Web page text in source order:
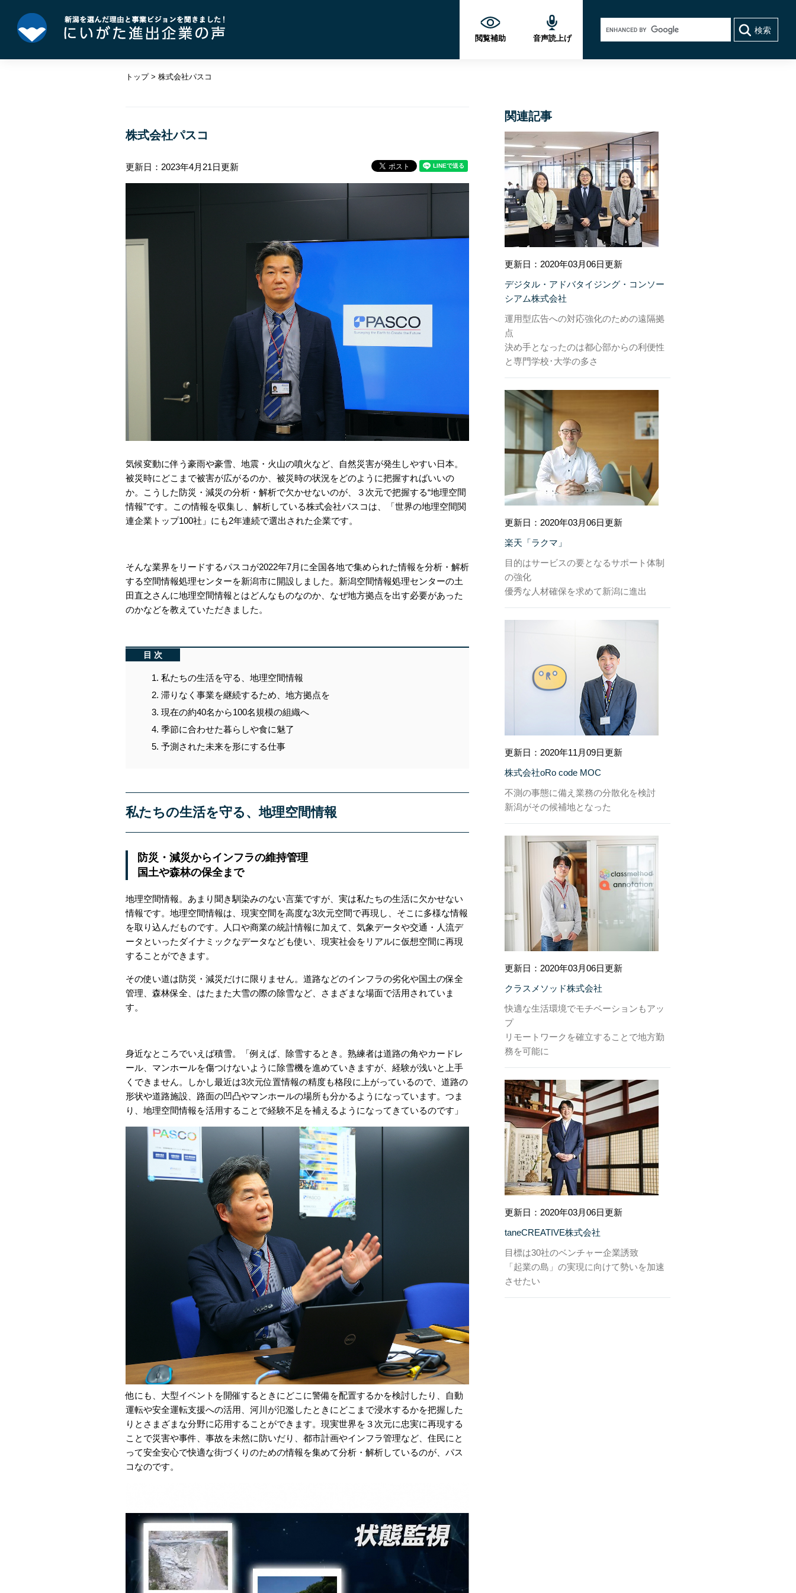
閲覧補助 音声読上げ
タ
トップ > 株式会社パスコ
文
株式会社パスコ
更新日：2023年4月21日更新
気候変動に伴う豪雨や豪雪、地震・火山の噴火など、自然災害が発生しやすい日本。
被災時にどこまで被害が広がるのか、被災時の状況をどのように把握すればいいの
か。こうした防災・減災の分析・解析で欠かせないのが、３次元で把握する“地理空間
情報”です。この情報を収集し、解析している株式会社パスコは、「世界の地理空間関
連企業トップ100社」にも2年連続で選出された企業です。
そんな業界をリードするパスコが2022年7月に全国各地で集められた情報を分析・解析
する空間情報処理センターを新潟市に開設しました。新潟空間情報処理センターの土
田直之さんに地理空間情報とはどんなものなのか、なぜ地方拠点を出す必要があった
のかなどを教えていただきました。
目次
私たちの生活を守る、地理空間情報
滞りなく事業を継続するため、地方拠点を
現在の約40名から100名規模の組織へ
季節に合わせた暮らしや食に魅了
予測された未来を形にする仕事
私たちの生活を守る、地理空間情報
防災・減災からインフラの維持管理
国土や森林の保全まで
地理空間情報。あまり聞き馴染みのない言葉ですが、実は私たちの生活に欠かせない
情報です。地理空間情報は、現実空間を高度な3次元空間で再現し、そこに多様な情報
を取り込んだものです。人口や商業の統計情報に加えて、気象データや交通・人流デ
ータといったダイナミックなデータなども使い、現実社会をリアルに仮想空間に再現
することができます。
その使い道は防災・減災だけに限りません。道路などのインフラの劣化や国土の保全
管理、森林保全、はたまた大雪の際の除雪など、さまざまな場面で活用されていま
す。
身近なところでいえば積雪。「例えば、除雪するとき。熟練者は道路の角やカードレ
ール、マンホールを傷つけないように除雪機を進めていきますが、経験が浅いと上手
くできません。しかし最近は3次元位置情報の精度も格段に上がっているので、道路の
形状や道路施設、路面の凹凸やマンホールの場所も分かるようになっています。つま
り、地理空間情報を活用することで経験不足を補えるようになってきているのです」
他にも、大型イベントを開催するときにどこに警備を配置するかを検討したり、自動
運転や安全運転支援への活用、河川が氾濫したときにどこまで浸水するかを把握した
りとさまざまな分野に応用することができます。現実世界を３次元に忠実に再現する
ことで災害や事件、事故を未然に防いだり、都市計画やインフラ管理など、住民にと
って安全安心で快適な街づくりのための情報を集めて分析・解析しているのが、パス
コなのです。
関連記事
更新日：2020年03月06日更新
デジタル・アドバタイジング・コンソー
シアム株式会社
運用型広告への対応強化のための遠隔拠
点
決め手となったのは都心部からの利便性
と専門学校･大学の多さ
更新日：2020年03月06日更新
楽天「ラクマ」
目的はサービスの要となるサポート体制
の強化
優秀な人材確保を求めて新潟に進出
更新日：2020年11月09日更新
株式会社oRo code MOC
不測の事態に備え業務の分散化を検討
新潟がその候補地となった
更新日：2020年03月06日更新
クラスメソッド株式会社
快適な生活環境でモチベーションもアッ
プ
リモートワークを確立することで地方勤
務を可能に
更新日：2020年03月06日更新
taneCREATIVE株式会社
目標は30社のベンチャー企業誘致
「起業の島」の実現に向けて勢いを加速
させたい